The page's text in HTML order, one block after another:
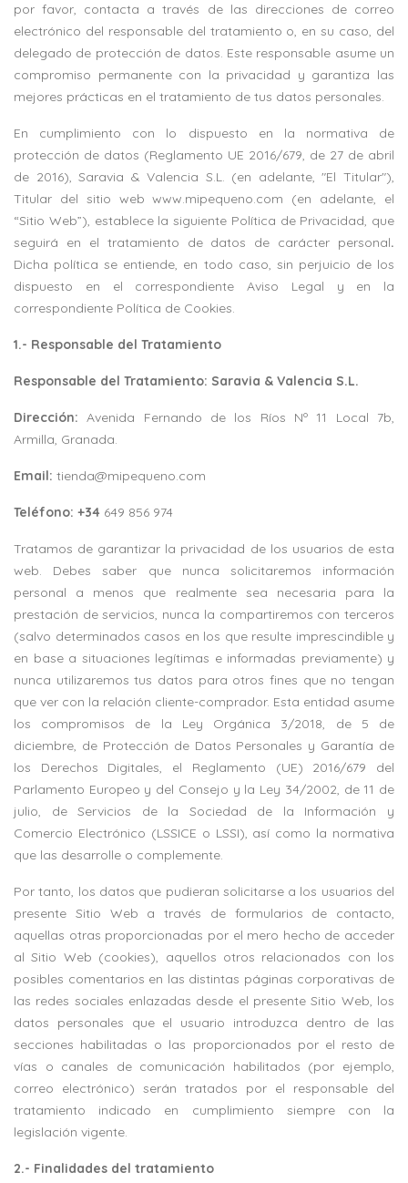
por favor, contacta a través de las direcciones de correo
electrónico del responsable del tratamiento o, en su caso, del
delegado de protección de datos. Este responsable asume un
compromiso permanente con la privacidad y garantiza las
mejores prácticas en el tratamiento de tus datos personales.
En cumplimiento con lo dispuesto en la normativa de
protección de datos (Reglamento UE 2016/679, de 27 de abril
de 2016), Saravia & Valencia S.L. (en adelante, "El Titular"),
Titular del sitio web www.mipequeno.com (en adelante, el
“Sitio Web”), establece la siguiente Política de Privacidad, que
seguirá en el tratamiento de datos de carácter personal.
Dicha política se entiende, en todo caso, sin perjuicio de los
dispuesto en el correspondiente Aviso Legal y en la
correspondiente Política de Cookies.
1.- Responsable del Tratamiento
Responsable del Tratamiento: Saravia & Valencia S.L.
Dirección:Avenida Fernando de los Ríos Nº 11 Local 7b,
Armilla, Granada.
Email: tienda@mipequeno.com
Teléfono: +34 649 856 974
Tratamos de garantizar la privacidad de los usuarios de esta
web. Debes saber que nunca solicitaremos información
personal a menos que realmente sea necesaria para la
prestación de servicios, nunca la compartiremos con terceros
(salvo determinados casos en los que resulte imprescindible y
en base a situaciones legítimas e informadas previamente) y
nunca utilizaremos tus datos para otros fines que no tengan
que ver con la relación cliente-comprador. Esta entidad asume
los compromisos de la Ley Orgánica 3/2018, de 5 de
diciembre, de Protección de Datos Personales y Garantía de
los Derechos Digitales, el Reglamento (UE) 2016/679 del
Parlamento Europeo y del Consejo y la Ley 34/2002, de 11 de
julio, de Servicios de la Sociedad de la Información y
Comercio Electrónico (LSSICE o LSSI), así como la normativa
que las desarrolle o complemente.
Por tanto, los datos que pudieran solicitarse a los usuarios del
presente Sitio Web a través de formularios de contacto,
aquellas otras proporcionadas por el mero hecho de acceder
al Sitio Web (cookies), aquellos otros relacionados con los
posibles comentarios en las distintas páginas corporativas de
las redes sociales enlazadas desde el presente Sitio Web, los
datos personales que el usuario introduzca dentro de las
secciones habilitadas o las proporcionados por el resto de
vías o canales de comunicación habilitados (por ejemplo,
correo electrónico) serán tratados por el responsable del
tratamiento indicado en cumplimiento siempre con la
legislación vigente.
2.- Finalidades del tratamiento